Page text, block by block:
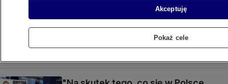
Ewa Ewart z nagrodą specjalną
na Festiwalu Telewizyjnym w Monte
Carlo za dokument "Do ostatniej
Akceptuję
Pokaż cele